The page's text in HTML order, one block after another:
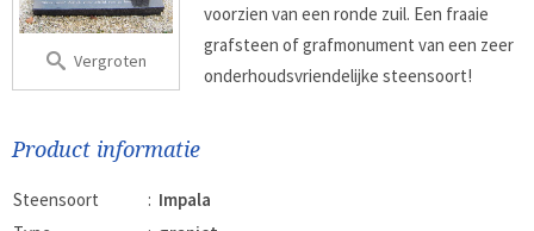
Vergroten
voorzien van een ronde zuil. Een fraaie
grafsteen of grafmonument van een zeer
onderhoudsvriendelijke steensoort!
Product informatie
Steensoort : Impala